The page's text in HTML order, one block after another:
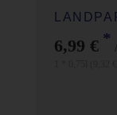
6,99 € *